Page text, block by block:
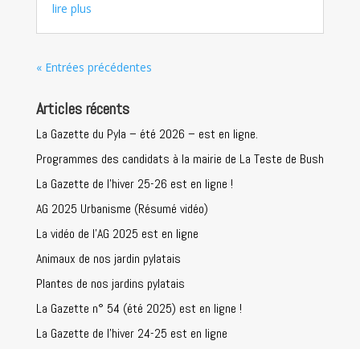
lire plus
« Entrées précédentes
Articles récents
La Gazette du Pyla – été 2026 – est en ligne.
Programmes des candidats à la mairie de La Teste de Bush
La Gazette de l’hiver 25-26 est en ligne !
AG 2025 Urbanisme (Résumé vidéo)
La vidéo de l’AG 2025 est en ligne
Animaux de nos jardin pylatais
Plantes de nos jardins pylatais
La Gazette n° 54 (été 2025) est en ligne !
La Gazette de l’hiver 24-25 est en ligne